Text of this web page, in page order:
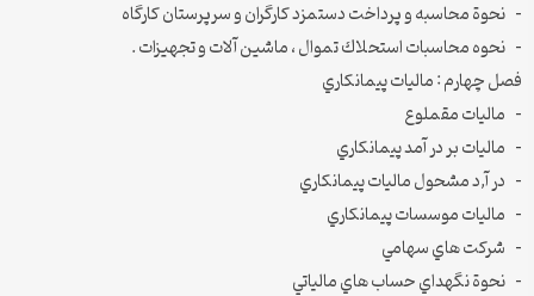
– نحوة محاسبه و پرداخت دستمزد كارگران و سرپرستان كارگاه
– نحوه محاسبات استحلاك تموال ، ماشين آلات و تجهيزات .
فصل چهارم : ماليات پيمانكاري
– ماليات مقملوع
– ماليات بر در آمد پيمانكاري
– در آ‚د مشحول ماليات پيمانكاري
– ماليات موسسات پيمانكاري
– شركت هاي سهامي
– نحوة نگهداي حساب هاي مالياتي